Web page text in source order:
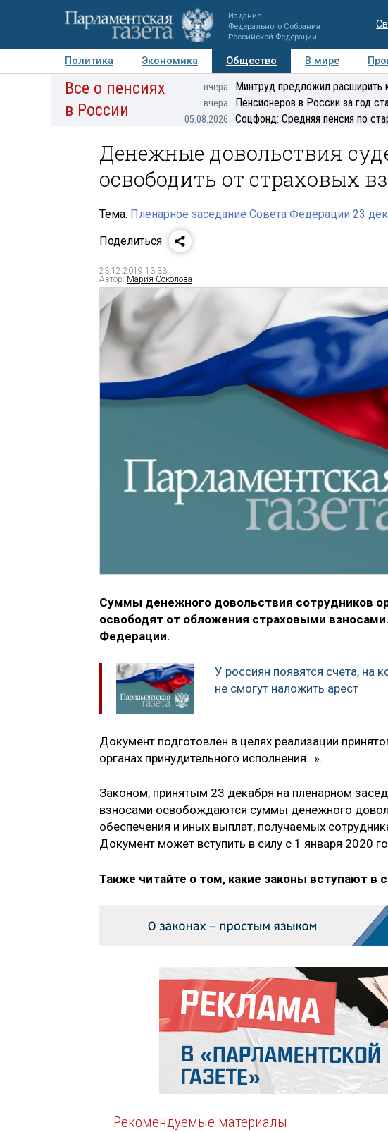
Издание
Федерального Собрания
Российской Федерации
Политика Экономика Общество В мире
Авторы Персоны Мнения Регионы
Все о пенсиях
в России
вчера Минтруд предложил расширить
вчера Пенсионеров в России за год
05.08.2026 Соцфонд: Средняя пенсия по
Денежные довольствия
освободить от страховых
Тема: Пленарное заседание Совета Федерации 23
Поделиться
23.12.2019 13:33
Автор: Мария Соколова
Суммы денежного довольствия сотрудников
освободят от обложения страховыми
Федерации.
У россиян появятся счета, на
не смогут наложить арест
Документ подготовлен в целях реализации
органах принудительного исполнения…».
Законом, принятым 23 декабря на пленарном
взносами освобождаются суммы денежного
обеспечения и иных выплат, получаемых
Документ может вступить в силу с 1 января 2020
Также читайте о том, какие законы вступают в
Рекомендуемые материалы